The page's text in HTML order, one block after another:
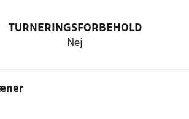
TURNERINGSFORBEHOLD
Nej